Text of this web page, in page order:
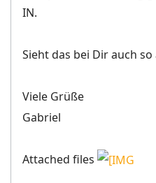
IN.
Sieht das bei Dir auch so
Viele Grüße
Gabriel
Attached files